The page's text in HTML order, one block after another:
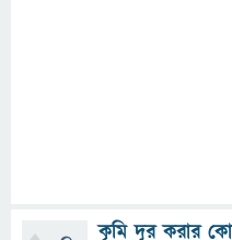
কৃমি দূর করার